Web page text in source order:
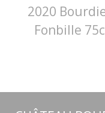
2020
Fonbille